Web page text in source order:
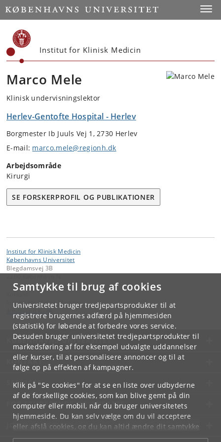
Samtykke til brug af cookies
Universitetet bruger tredjepartsprodukter til at
registrere brugernes adfærd på hjemmesiden
(statistik) for løbende at forbedre vores service.
Desuden bruger universitetet tredjepartsprodukter til
markedsføring af for eksempel udvalgte uddannelser
eller kurser, til at personalisere annoncer og til at
følge op på effekten af kampagner.
Klik på "Se cookies" for at se en liste over udbyderne
af de forskellige cookies, som kan blive gemt på din
computer eller mobil, når du bruger universitetets
hjemmeside. Du kan selv vælge om du vil acceptere
eller afslå cookies, og du kan altid ændre dit samtykke
underCookie- og privatlivspolitiksom du finder i
Start
Institut for Klinisk Medicin
Marco Mele
Klinisk undervisningslektor
Herlev-Gentofte Hospital - Herlev
Borgmester Ib Juuls Vej 1, 2730 Herlev
E-mail: marco.mele@regionh.dk
Arbejdsområde
Kirurgi
SE FORSKERPROFIL OG PUBLIKATIONER
Institut for Klinisk Medicin
Københavns Universitet
Blegdamsvej 3B
Institut for Klinisk Medicin
KØBENHAVNS UNIVERSITET
KONTAKT
SERVICES
FOR STUDERENDE OG ANSATTE
JOB OG KARRIERE